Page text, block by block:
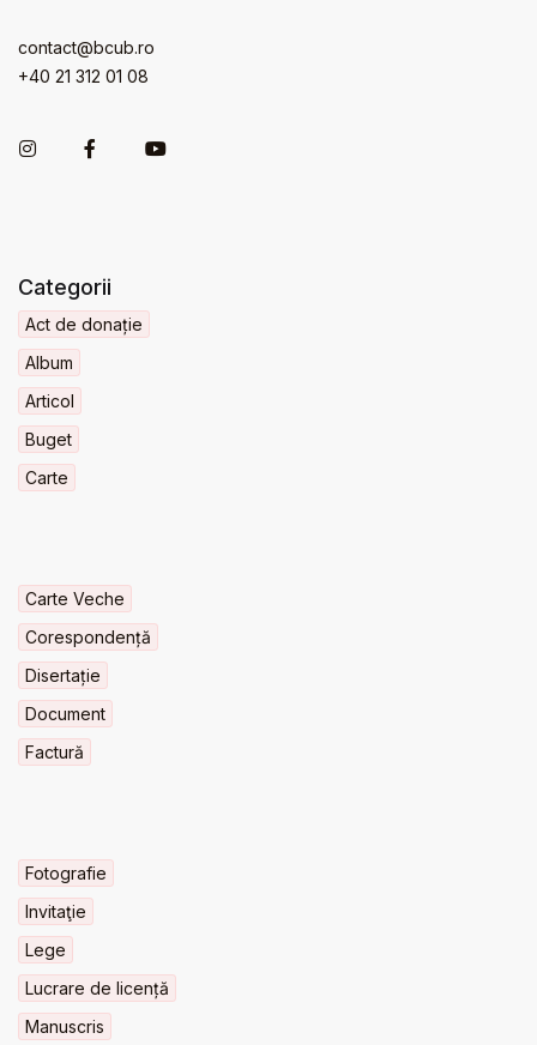
contact@bcub.ro
+40 21 312 01 08
Categorii
Act de donație
Album
Articol
Buget
Carte
Carte Veche
Corespondență
Disertație
Document
Factură
Fotografie
Invitaţie
Lege
Lucrare de licență
Manuscris